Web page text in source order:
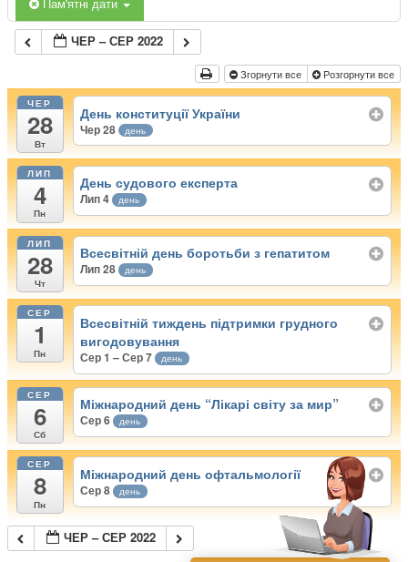
ЧЕР – СЕР 2022
Згорнути все Розгорнути все
ЧЕР
28
Вт
День конституції України
Чер 28 день
ЛИП
4
Пн
День судового експерта
Лип 4 день
ЛИП
28
Чт
Всесвітній день боротьби з гепатитом
Лип 28 день
СЕР
1
Пн
Всесвітній тиждень підтримки грудного
вигодовування
Сер 1 – Сер 7 день
СЕР
6
Сб
Міжнародний день “Лікарі світу за мир”
Сер 6 день
СЕР
8
Пн
Міжнародний день офтальмології
Сер 8 день
ЧЕР – СЕР 2022